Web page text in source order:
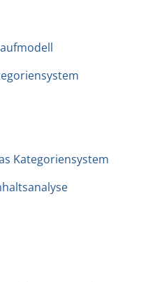
Kategoriensystem